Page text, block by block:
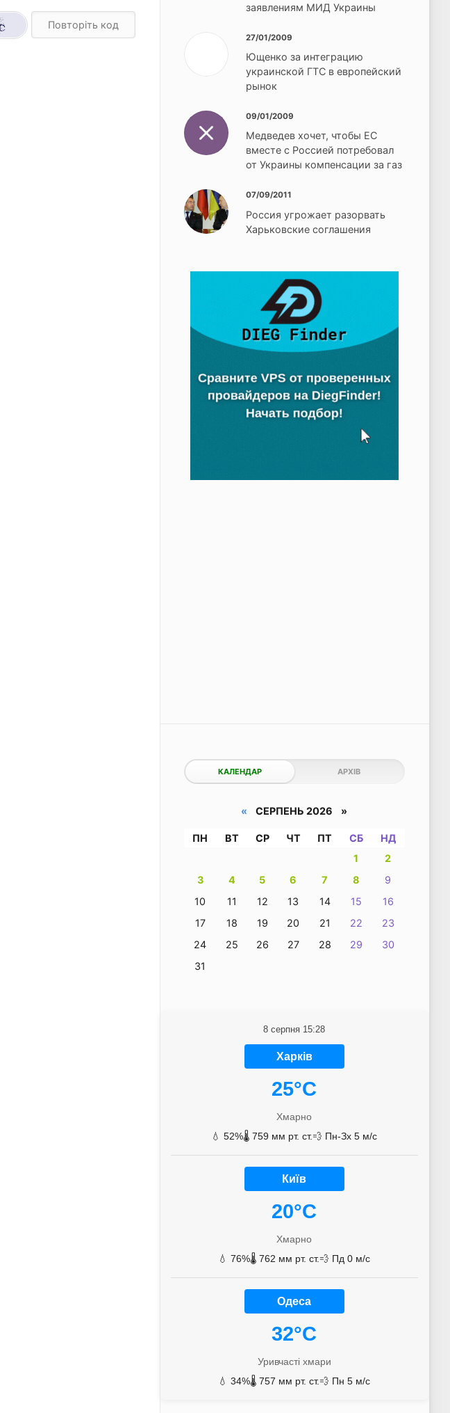
заявлениям МИД Украины
27/01/2009
Ющенко за интеграцию
украинской ГТС в европейский
рынок
09/01/2009
Медведев хочет, чтобы ЕС
вместе с Россией потребовал
от Украины компенсации за газ
07/09/2011
Россия угрожает разорвать
Харьковские соглашения
КАЛЕНДАР АРХІВ
« СЕРПЕНЬ 2026 »
ПН ВТ СР ЧТ ПТ СБ
НД
1
2
3
4 5 6 7 8
9
10
11 12 13 14 15
16
17
18 19 20 21 22
23
24
25 26 27 28 29
30
31
8 серпня 15:28
Харків
25°C
Хмарно
💧 52%🌡️ 759 мм рт. ст.💨 Пн-Зх 5 м/с
Київ
20°C
Хмарно
💧 76%🌡️ 762 мм рт. ст.💨 Пд 0 м/с
Одеса
32°C
Уривчасті хмари
💧 34%🌡️ 757 мм рт. ст.💨 Пн 5 м/с